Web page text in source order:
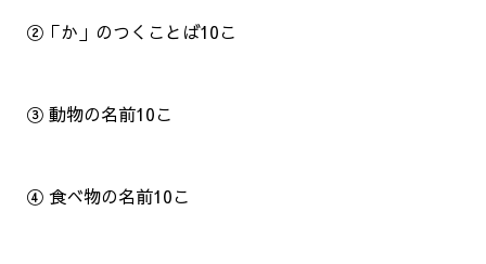
②「か」のつくことば10こ
③ 動物の名前10こ
④ 食べ物の名前10こ